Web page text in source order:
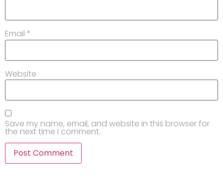
Email *
Website
Save my name, email, and website in this browser for
the next time I comment.